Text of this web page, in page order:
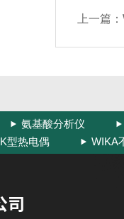
上一篇：
氨基酸分析仪
K型热电偶 WIKA